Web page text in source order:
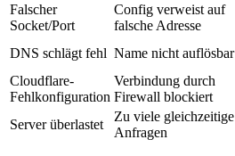
Falscher
Socket/Port
Config verweist auf
falsche Adresse
DNS schlägt fehl Name nicht auflösbar
Cloudflare-
Fehlkonfiguration
Verbindung durch
Firewall blockiert
Server überlastet
Zu viele gleichzeitige
Anfragen